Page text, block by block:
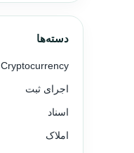
دسته‌ها
Cryptocurrency
اجرای ثبت
اسناد
املاک